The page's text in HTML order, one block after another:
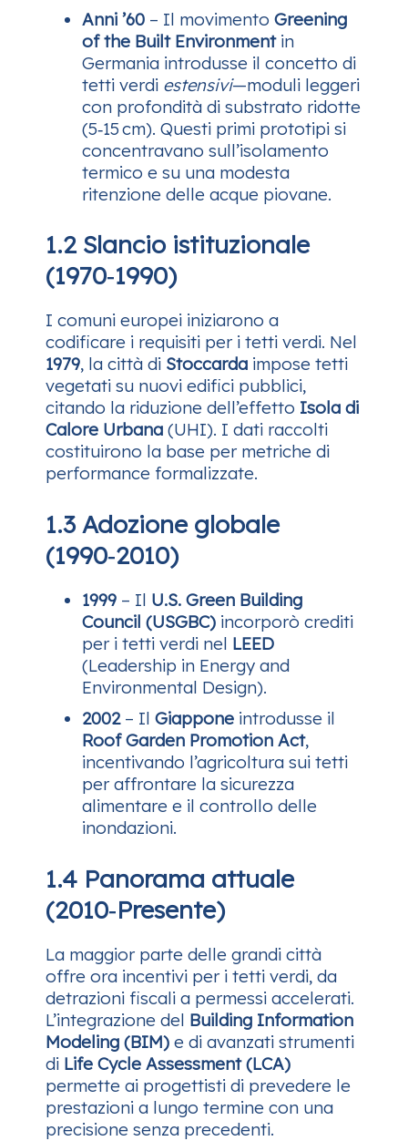
Anni ’60 – Il movimento Greening
of the Built Environmentin
Germania introdusse il concetto di
tetti verdi estensivi—moduli leggeri
con profondità di substrato ridotte
(5‑15 cm). Questi primi prototipi si
concentravano sull’isolamento
termico e su una modesta
ritenzione delle acque piovane.
1.2 Slancio istituzionale
(1970‑1990)
I comuni europei iniziarono a
codificare i requisiti per i tetti verdi. Nel
1979, la città di Stoccarda impose tetti
vegetati su nuovi edifici pubblici,
citando la riduzione dell’effetto Isola di
Calore Urbana (UHI). I dati raccolti
costituirono la base per metriche di
performance formalizzate.
1.3 Adozione globale
(1990‑2010)
1999 – Il U.S. Green Building
Council (USGBC) incorporò crediti
per i tetti verdi nel LEED
(Leadership in Energy and
Environmental Design).
2002– Il Giappone introdusse il
Roof Garden Promotion Act,
incentivando l’agricoltura sui tetti
per affrontare la sicurezza
alimentare e il controllo delle
inondazioni.
1.4 Panorama attuale
(2010‑Presente)
La maggior parte delle grandi città
offre ora incentivi per i tetti verdi, da
detrazioni fiscali a permessi accelerati.
L’integrazione del Building Information
Modeling (BIM) e di avanzati strumenti
di Life Cycle Assessment (LCA)
permette ai progettisti di prevedere le
prestazioni a lungo termine con una
precisione senza precedenti.